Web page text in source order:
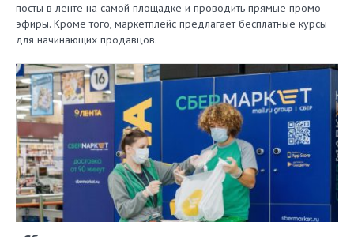
посты в ленте на самой площадке и проводить прямые промо-
эфиры. Кроме того, маркетплейс предлагает бесплатные курсы
для начинающих продавцов.